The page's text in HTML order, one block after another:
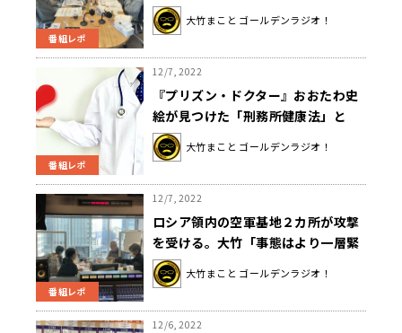
番組レポ
ことさんが思い出したのは少し色っ
ぽい教育実習生！？
大竹まこと ゴールデンラジオ！
番組レポ
12/7, 2022
『プリズン・ドクター』おおたわ史
絵が見つけた「刑務所健康法」と
は？
大竹まこと ゴールデンラジオ！
番組レポ
12/7, 2022
ロシア領内の空軍基地２カ所が攻撃
を受ける。大竹「事態はより一層緊
迫してこれから長引いて行く」
大竹まこと ゴールデンラジオ！
12/6, 2022